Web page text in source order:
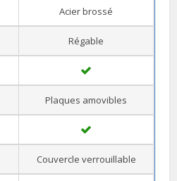
Acier brossé
Régable
Plaques amovibles
Couvercle verrouillable